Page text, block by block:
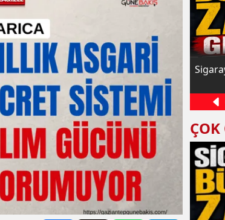
Nizip’te 7 ayda 245 milyon doları aşan